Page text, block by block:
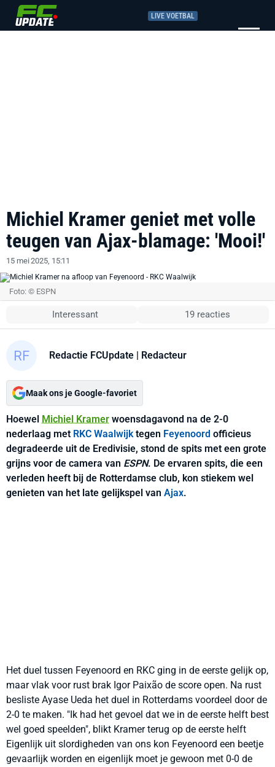
LIVE VOETBAL
Michiel Kramer geniet met volle
teugen van Ajax-blamage: 'Mooi!'
15 mei 2025, 15:11
Foto: © ESPN
Interessant 19 reacties
Redactie FCUpdate | Redacteur
Maak ons je Google-favoriet
Hoewel Michiel Kramer woensdagavond na de 2-0
nederlaag met RKC Waalwijktegen Feyenoord officieus
degradeerde uit de Eredivisie, stond de spits met een grote
grijns voor de camera van ESPN. De ervaren spits, die een
verleden heeft bij de Rotterdamse club, kon stiekem wel
genieten van het late gelijkspel van Ajax.
Het duel tussen Feyenoord en RKC ging in de eerste gelijk op,
maar vlak voor rust brak Igor Paixão de score open. Na rust
besliste Ayase Ueda het duel in Rotterdams voordeel door de
2-0 te maken. "Ik had het gevoel dat we in de eerste helft best
wel goed speelden", blikt Kramer terug op de eerste helft
Eigenlijk uit slordigheden van ons kon Feyenoord een beetje
gevaarlijk worden en eigenlijk moet je gewoon met 0-0 de